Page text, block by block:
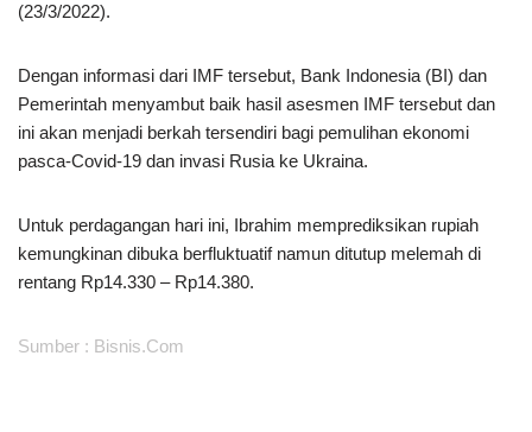
(23/3/2022).
Dengan informasi dari IMF tersebut, Bank Indonesia (BI) dan
Pemerintah menyambut baik hasil asesmen IMF tersebut dan
ini akan menjadi berkah tersendiri bagi pemulihan ekonomi
pasca-Covid-19 dan invasi Rusia ke Ukraina.
Untuk perdagangan hari ini, Ibrahim memprediksikan rupiah
kemungkinan dibuka berfluktuatif namun ditutup melemah di
rentang Rp14.330 – Rp14.380.
Sumber : Bisnis.Com